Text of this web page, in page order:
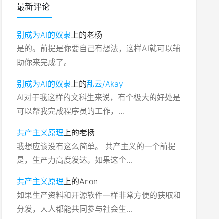
最新评论
别成为AI的奴隶 上的老杨
是的。前提是你要自己有想法，这样AI就可以辅
助你来完成了。
别成为AI的奴隶 上的乱云/Akay
AI对于我这样的文科生来说，有个极大的好处是
可以帮我完成程序员的工作，…
共产主义原理 上的老杨
我想应该没有这么简单。 共产主义的一个前提
是，生产力高度发达。如果这个…
共产主义原理 上的Anon
如果生产资料和开源软件一样非常方便的获取和
分发，人人都能共同参与社会生…